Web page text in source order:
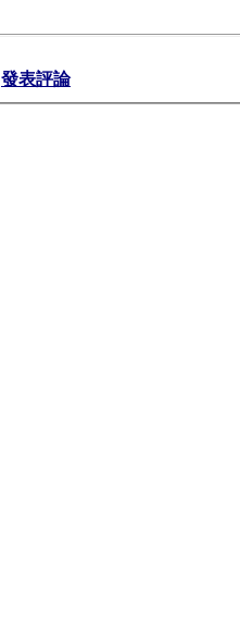
發表評論